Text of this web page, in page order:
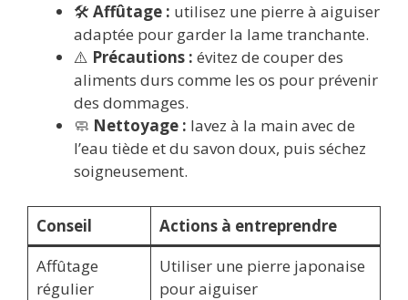
🛠️ Affûtage : utilisez une pierre à aiguiser
adaptée pour garder la lame tranchante.
⚠️ Précautions : évitez de couper des
aliments durs comme les os pour prévenir
des dommages.
🧼 Nettoyage : lavez à la main avec de
l’eau tiède et du savon doux, puis séchez
soigneusement.
Conseil
Actions à entreprendre
Affûtage
régulier
Utiliser une pierre japonaise
pour aiguiser